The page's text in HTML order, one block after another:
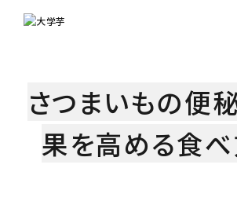
さつまいもの便
果を高める食べ